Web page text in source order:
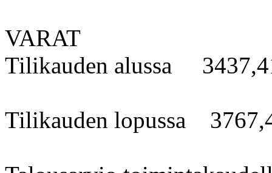
VARAT
Tilikauden alussa
Tilikauden lopussa